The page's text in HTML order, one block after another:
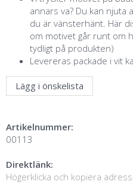
annars va? Du kan njuta
du är vänsterhänt. Här
om motivet går runt om
tydligt på produkten)
Levereras packade i vit
Lägg i önskelista
Artikelnummer:
00113
Direktlänk:
Högerklicka och kopiera